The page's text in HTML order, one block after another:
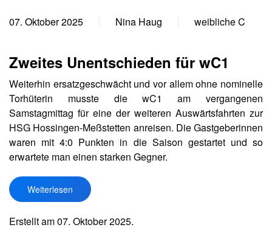
07. Oktober 2025 Nina Haug weibliche C
Zweites Unentschieden für wC1
Weiterhin ersatzgeschwächt und vor allem ohne nominelle
Torhüterin musste die wC1 am vergangenen
Samstagmittag für eine der weiteren Auswärtsfahrten zur
HSG Hossingen-Meßstetten anreisen. Die Gastgeberinnen
waren mit 4:0 Punkten in die Saison gestartet und so
erwartete man einen starken Gegner.
Weiterlesen
Erstellt am07. Oktober 2025.